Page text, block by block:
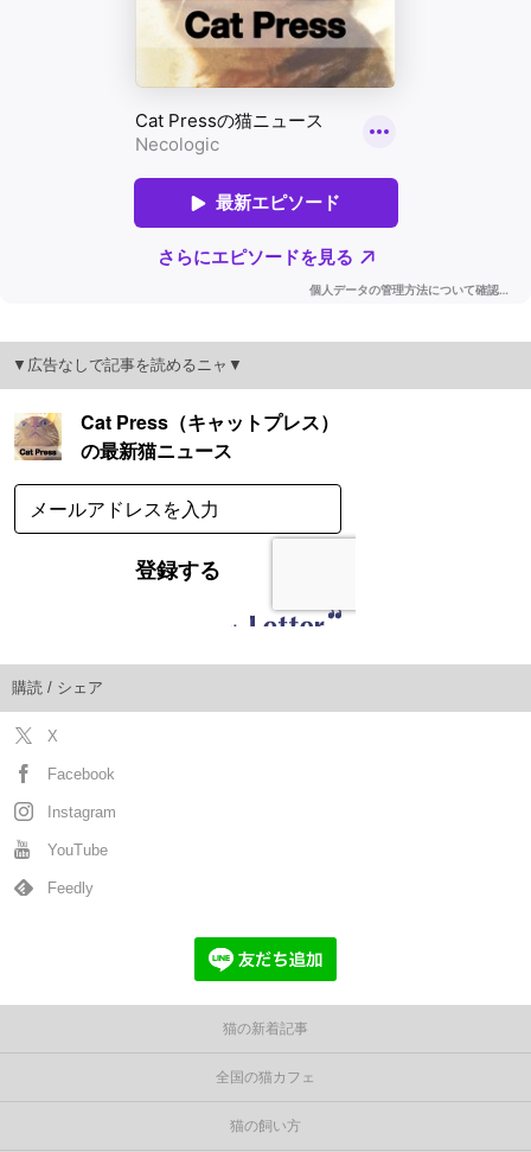
▼広告なしで記事を読めるニャ▼
購読 / シェア
X
Facebook
Instagram
YouTube
Feedly
猫の新着記事
全国の猫カフェ
猫の飼い方